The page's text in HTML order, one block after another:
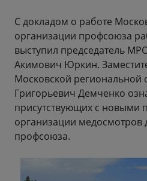
С докладом о работе
организации профсоюза
выступил председатель
Акимович Юркин.
Московской региональной
Григорьевич Демченко
присутствующих с новыми
организации медосмотров
профсоюза.